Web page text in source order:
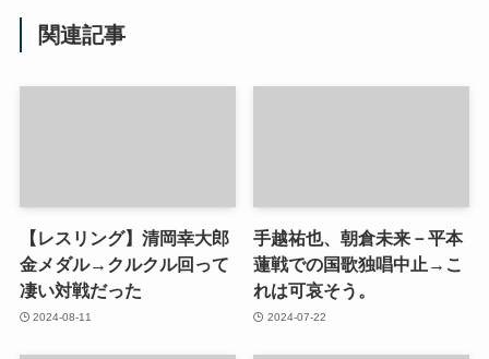
関連記事
【レスリング】清岡幸大郎
金メダル→クルクル回って
凄い対戦だった
2024-08-11
手越祐也、朝倉未来－平本
蓮戦での国歌独唱中止→こ
れは可哀そう。
2024-07-22